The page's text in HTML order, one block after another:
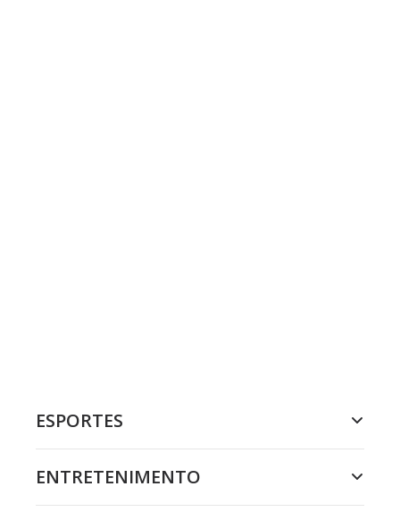
ESPORTES
ENTRETENIMENTO